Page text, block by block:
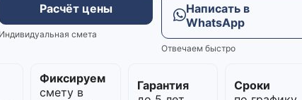
Расчёт цены
Индивидуальная смета
Написать в
WhatsApp
Отвечаем быстро
Фиксируем
смету в
Гарантия
Сроки